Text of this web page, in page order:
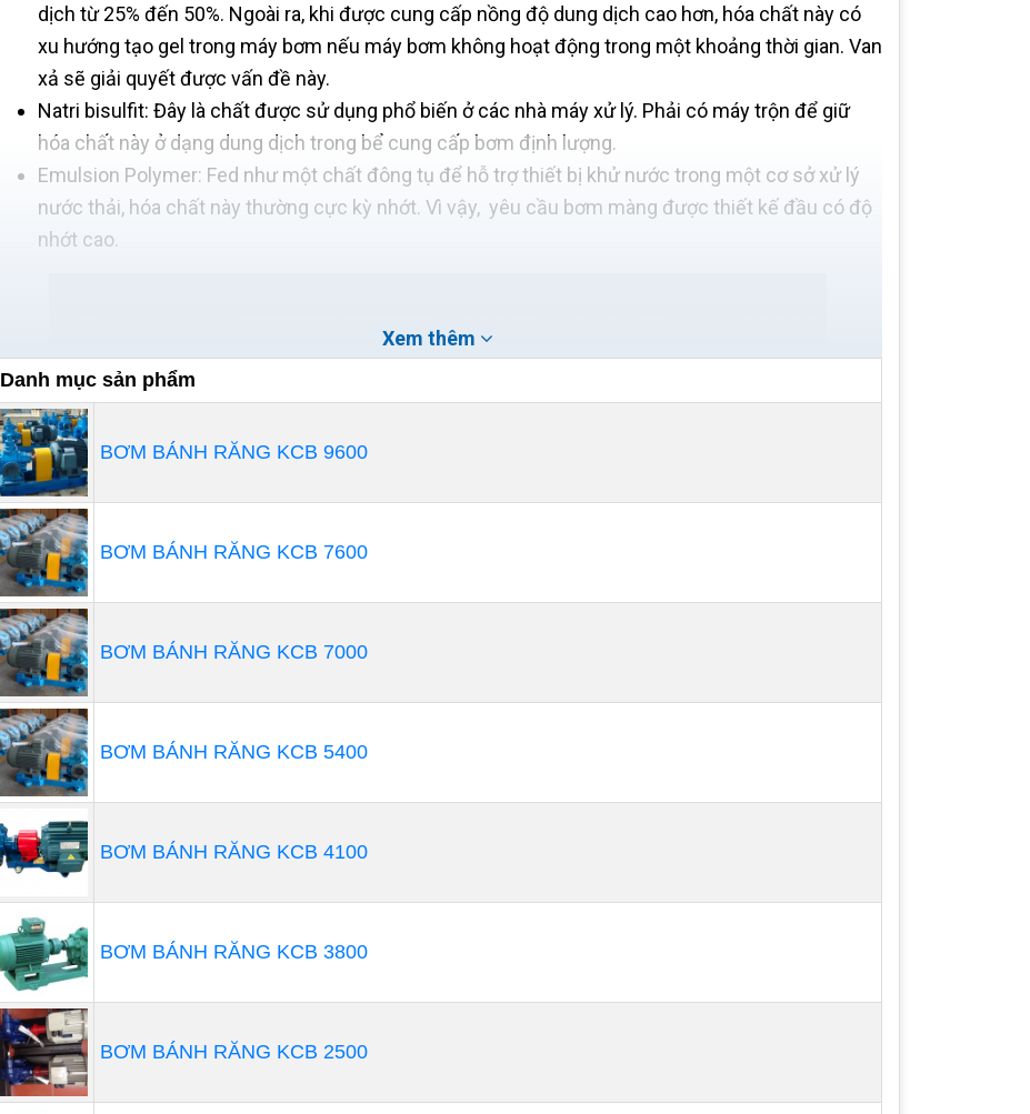
dịch từ 25% đến 50%. Ngoài ra, khi được cung cấp nồng độ dung dịch cao hơn, hóa chất này có
xu hướng tạo gel trong máy bơm nếu máy bơm không hoạt động trong một khoảng thời gian. Van
xả sẽ giải quyết được vấn đề này.
Natri bisulfit: Đây là chất được sử dụng phổ biến ở các nhà máy xử lý. Phải có máy trộn để giữ
hóa chất này ở dạng dung dịch trong bể cung cấp bơm định lượng.
Emulsion Polymer: Fed như một chất đông tụ để hỗ trợ thiết bị khử nước trong một cơ sở xử lý
nước thải, hóa chất này thường cực kỳ nhớt. Vì vậy, yêu cầu bơm màng được thiết kế đầu có độ
nhớt cao.
Xem thêm
Danh mục sản phẩm
BƠM BÁNH RĂNG KCB 9600
BƠM BÁNH RĂNG KCB 7600
BƠM BÁNH RĂNG KCB 7000
BƠM BÁNH RĂNG KCB 5400
BƠM BÁNH RĂNG KCB 4100
BƠM BÁNH RĂNG KCB 3800
BƠM BÁNH RĂNG KCB 2500